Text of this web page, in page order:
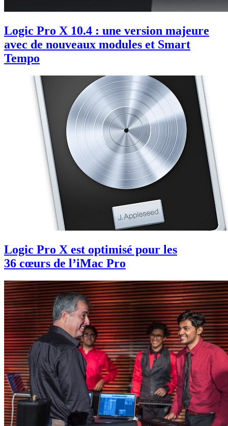
Logic Pro X 10.4 : une version majeure
avec de nouveaux modules et Smart
Tempo
Logic Pro X est optimisé pour les
36 cœurs de l’iMac Pro